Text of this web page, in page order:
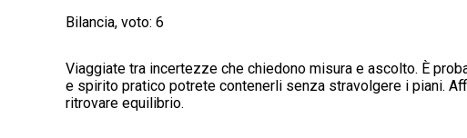
Bilancia, voto: 6
Viaggiate tra incertezze che chiedono misura e ascolto. È
e spirito pratico potrete contenerli senza stravolgere i piani.
ritrovare equilibrio.